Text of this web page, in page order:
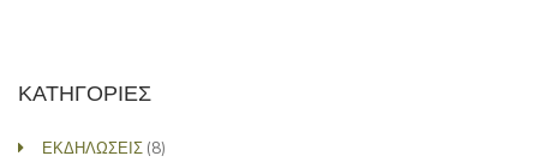
ΚΑΤΗΓΟΡΙΕΣ
ΕΚΔΗΛΩΣΕΙΣ (8)